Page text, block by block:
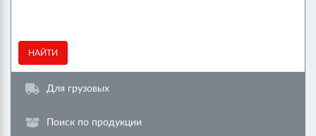
НАЙТИ
Для грузовых
Поиск по продукции